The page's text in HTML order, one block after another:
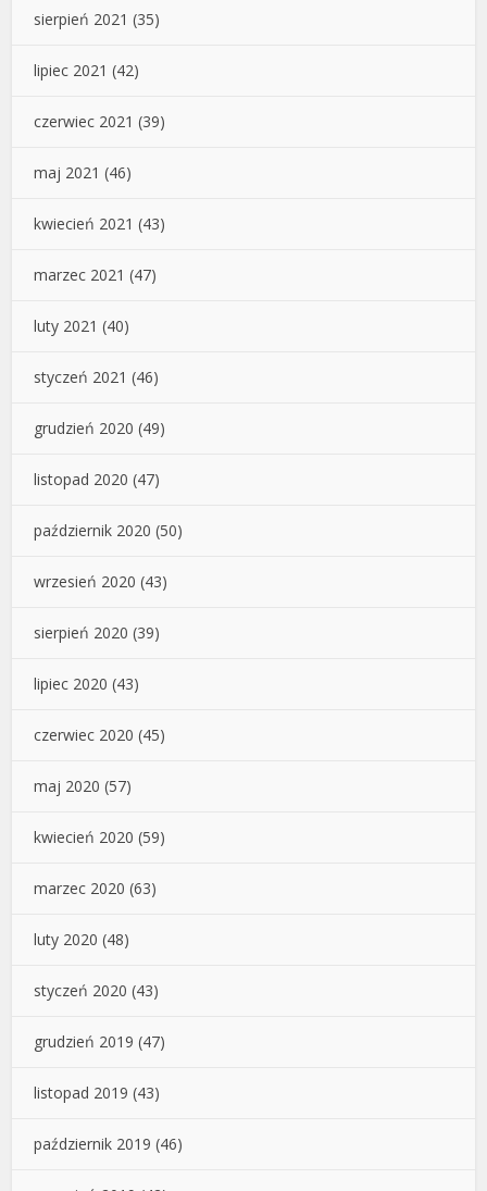
sierpień 2021 (35)
lipiec 2021 (42)
czerwiec 2021 (39)
maj 2021 (46)
kwiecień 2021 (43)
marzec 2021 (47)
luty 2021 (40)
styczeń 2021 (46)
grudzień 2020 (49)
listopad 2020 (47)
październik 2020 (50)
wrzesień 2020 (43)
sierpień 2020 (39)
lipiec 2020 (43)
czerwiec 2020 (45)
maj 2020 (57)
kwiecień 2020 (59)
marzec 2020 (63)
luty 2020 (48)
styczeń 2020 (43)
grudzień 2019 (47)
listopad 2019 (43)
październik 2019 (46)